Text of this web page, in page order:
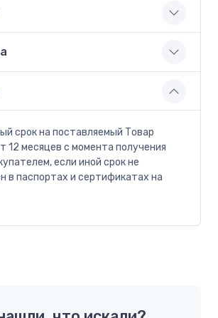
срок на поставляемый Товар
12 месяцев с момента получения
если иной срок не
в паспортах и сертификатах на